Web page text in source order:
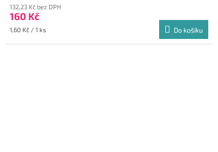
produktu
je
4,4
5
132,23 Kč bez DPH
160 Kč
Měrná
1,60 Kč / 1 ks Do košíku